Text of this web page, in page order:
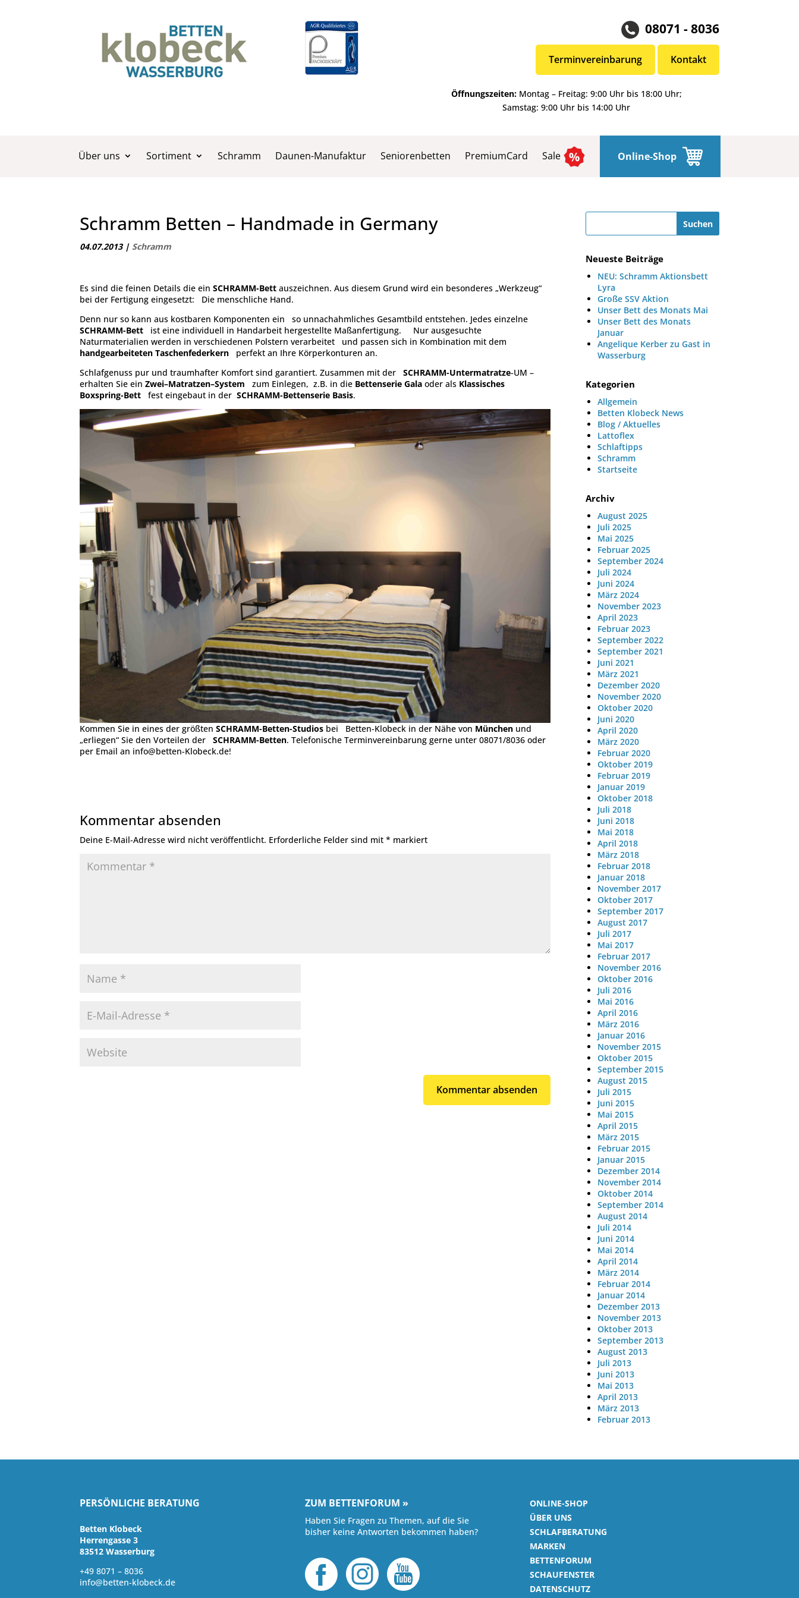
08071 - 8036
Terminvereinbarung Kontakt
Öffnungszeiten: Montag – Freitag: 9:00 Uhr bis 18:00 Uhr;
Samstag: 9:00 Uhr bis 14:00 Uhr
Über uns Sortiment Schramm Daunen-Manufaktur Seniorenbetten PremiumCard Sale Online-Shop
Schramm Betten – Handmade in Germany
04.07.2013| Schramm
Es sind die feinen Details die einSCHRAMM-Bett auszeichnen. Aus diesem Grund wird ein besonderes „Werkzeug“
bei der Fertigung eingesetzt: Die menschliche Hand.
Denn nur so kann aus kostbaren Komponenten ein so unnachahmliches Gesamtbild entstehen. Jedes einzelne
SCHRAMM-Bett ist eine individuell in Handarbeit hergestellte Maßanfertigung. Nur ausgesuchte
Naturmaterialien werden in verschiedenen Polstern verarbeitet und passen sich in Kombination mit dem
handgearbeiteten Taschenfederkern perfekt an Ihre Körperkonturen an.
Schlafgenuss pur und traumhafter Komfort sind garantiert. Zusammen mit derSCHRAMM-Untermatratze-UM –
erhalten Sie einZwei–Matratzen–System zum Einlegen, z.B. in die Bettenserie Gala oder als Klassisches
Boxspring-Bett
fest eingebaut in derSCHRAMM-Bettenserie Basis.
Kommen Sie in eines der größtenSCHRAMM-Betten-Studios bei Betten-Klobeck in der Nähe von München und
„erliegen“ Sie den Vorteilen derSCHRAMM-Betten. Telefonische Terminvereinbarung gerne unter 08071/8036 oder
per Email an info@betten-Klobeck.de!
Kommentar absenden
Deine E-Mail-Adresse wird nicht veröffentlicht. Erforderliche Felder sind mit* markiert
Neueste Beiträge
NEU: Schramm Aktionsbett
Lyra
Große SSV Aktion
Unser Bett des Monats Mai
Unser Bett des Monats
Januar
Angelique Kerber zu Gast in
Wasserburg
Kategorien
Allgemein
Betten Klobeck News
Blog / Aktuelles
Lattoflex
Schlaftipps
Schramm
Startseite
Archiv
August 2025
Juli 2025
Mai 2025
Februar 2025
September 2024
Juli 2024
Juni 2024
März 2024
November 2023
April 2023
Februar 2023
September 2022
September 2021
Juni 2021
März 2021
Dezember 2020
November 2020
Oktober 2020
Juni 2020
April 2020
März 2020
Februar 2020
Oktober 2019
Februar 2019
Januar 2019
Oktober 2018
Juli 2018
Juni 2018
Mai 2018
April 2018
März 2018
Februar 2018
Januar 2018
November 2017
Oktober 2017
September 2017
August 2017
Juli 2017
Mai 2017
Februar 2017
November 2016
Oktober 2016
Juli 2016
Mai 2016
April 2016
März 2016
Januar 2016
November 2015
Oktober 2015
September 2015
August 2015
Juli 2015
Juni 2015
Mai 2015
April 2015
März 2015
Februar 2015
Januar 2015
Dezember 2014
November 2014
Oktober 2014
September 2014
August 2014
Juli 2014
Juni 2014
Mai 2014
April 2014
März 2014
Februar 2014
Januar 2014
Dezember 2013
November 2013
Oktober 2013
September 2013
August 2013
Juli 2013
Juni 2013
Mai 2013
April 2013
März 2013
Februar 2013
PERSÖNLICHE BERATUNG
Betten Klobeck
Herrengasse 3
83512 Wasserburg
+49 8071 – 8036
info@betten-klobeck.de
ZUM BETTENFORUM »
Haben Sie Fragen zu Themen, auf die Sie
bisher keine Antworten bekommen haben?
ONLINE-SHOP
ÜBER UNS
SCHLAFBERATUNG
MARKEN
BETTENFORUM
SCHAUFENSTER
DATENSCHUTZ